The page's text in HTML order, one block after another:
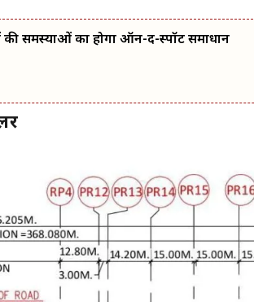
की समस्याओं का होगा ऑन-द-स्पॉट समाधान